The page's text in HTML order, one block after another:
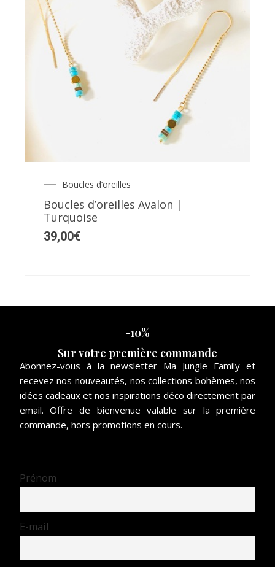
Boucles d’oreilles
Boucles d’oreilles Avalon |
Turquoise
39,00€
-10%
Sur votre première commande
Abonnez-vous à la newsletter Ma Jungle Family et
recevez nos nouveautés, nos collections bohèmes, nos
idées cadeaux et nos inspirations déco directement par
email. Offre de bienvenue valable sur la première
commande, hors promotions en cours.
Prénom
E-mail